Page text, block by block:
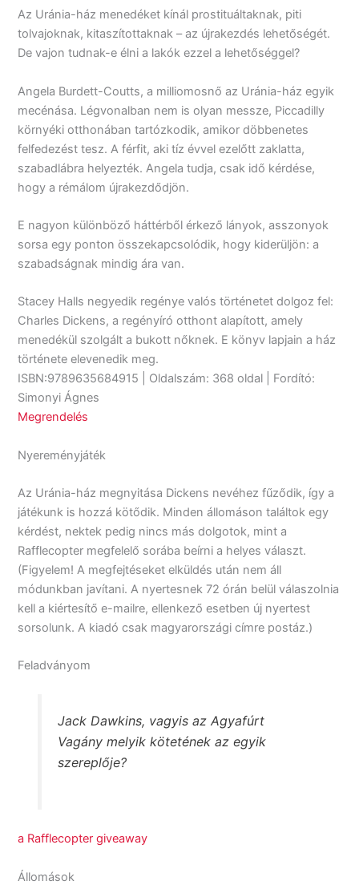
Az Uránia-ház menedéket kínál prostituáltaknak, piti
tolvajoknak, kitaszítottaknak – az újrakezdés lehetőségét.
De vajon tudnak-e élni a lakók ezzel a lehetőséggel?
Angela Burdett-Coutts, a milliomosnő az Uránia-ház egyik
mecénása. Légvonalban nem is olyan messze, Piccadilly
környéki otthonában tartózkodik, amikor döbbenetes
felfedezést tesz. A férfit, aki tíz évvel ezelőtt zaklatta,
szabadlábra helyezték. Angela tudja, csak idő kérdése,
hogy a rémálom újrakezdődjön.
E nagyon különböző háttérből érkező lányok, asszonyok
sorsa egy ponton összekapcsolódik, hogy kiderüljön: a
szabadságnak mindig ára van.
Stacey Halls negyedik regénye valós történetet dolgoz fel:
Charles Dickens, a regényíró otthont alapított, amely
menedékül szolgált a bukott nőknek. E könyv lapjain a ház
története elevenedik meg.
ISBN:9789635684915 | Oldalszám: 368 oldal | Fordító:
Simonyi Ágnes
Megrendelés
Nyereményjáték
Az Uránia-ház megnyitása Dickens nevéhez fűződik, így a
játékunk is hozzá kötődik. Minden állomáson találtok egy
kérdést, nektek pedig nincs más dolgotok, mint a
Rafflecopter megfelelő sorába beírni a helyes választ.
(Figyelem! A megfejtéseket elküldés után nem áll
módunkban javítani. A nyertesnek 72 órán belül válaszolnia
kell a kiértesítő e-mailre, ellenkező esetben új nyertest
sorsolunk. A kiadó csak magyarországi címre postáz.)
Feladványom
Jack Dawkins, vagyis az Agyafúrt
Vagány melyik kötetének az egyik
szereplője?
a Rafflecopter giveaway
Állomások